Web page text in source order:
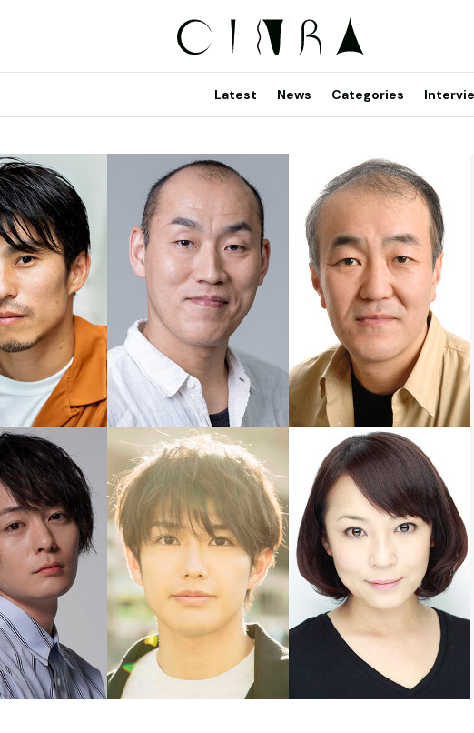
Latest News Categories